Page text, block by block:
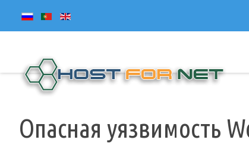
Опасная уязвимость